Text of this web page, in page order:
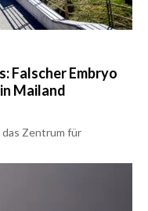
Falscher Embryo
Mailand
das Zentrum für